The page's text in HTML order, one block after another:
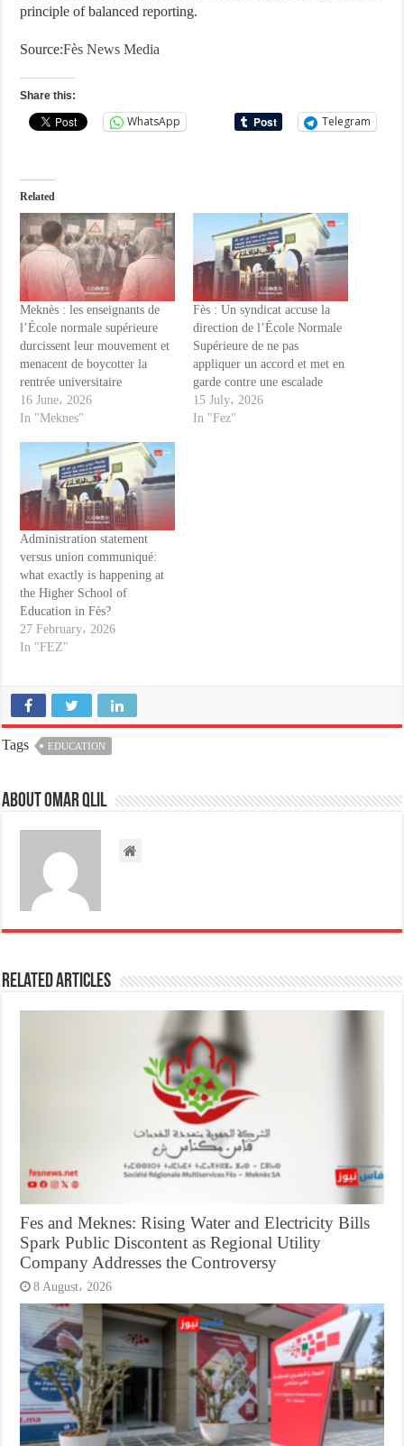
principle of balanced reporting.
Source:Fès News Media
Share this:
WhatsApp Telegram
Related
Meknès : les enseignants de
l’École normale supérieure
durcissent leur mouvement et
menacent de boycotter la
rentrée universitaire
16 June، 2026
In "Meknes"
Fès : Un syndicat accuse la
direction de l’École Normale
Supérieure de ne pas
appliquer un accord et met en
garde contre une escalade
15 July، 2026
In "Fez"
Administration statement
versus union communiqué:
what exactly is happening at
the Higher School of
Education in Fès?
27 February، 2026
In "FEZ"
Tags EDUCATION
About omar qlil
Related Articles
Fes and Meknes: Rising Water and Electricity Bills
Spark Public Discontent as Regional Utility
Company Addresses the Controversy
8 August، 2026